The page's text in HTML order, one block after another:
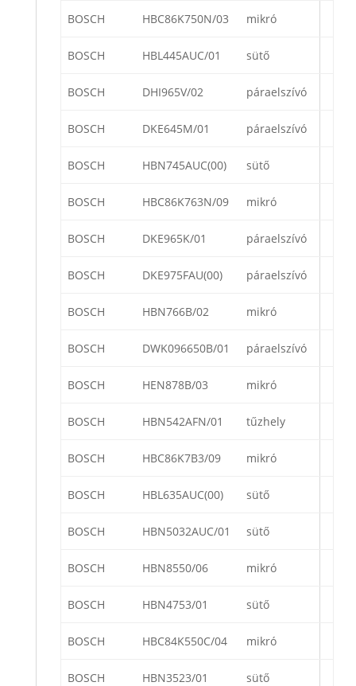
BOSCH HBC86K750N/03 mikró
BOSCH HBL445AUC/01 sütő
BOSCH DHI965V/02 páraelszívó
BOSCH DKE645M/01 páraelszívó
BOSCH HBN745AUC(00) sütő
BOSCH HBC86K763N/09 mikró
BOSCH DKE965K/01 páraelszívó
BOSCH DKE975FAU(00) páraelszívó
BOSCH HBN766B/02 mikró
BOSCH DWK096650B/01 páraelszívó
BOSCH HEN878B/03 mikró
BOSCH HBN542AFN/01 tűzhely
BOSCH HBC86K7B3/09 mikró
BOSCH HBL635AUC(00) sütő
BOSCH HBN5032AUC/01 sütő
BOSCH HBN8550/06 mikró
BOSCH HBN4753/01 sütő
BOSCH HBC84K550C/04 mikró
BOSCH HBN3523/01 sütő